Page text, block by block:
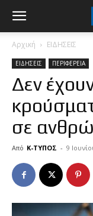
Αρχική ΕΙΔΗΣΕΙΣ
ΕΙΔΗΣΕΙΣ ΠΕΡΙΦΕΡΕΙΑ
Δεν
σε
Από Κ-ΤΥΠΟΣ - 9